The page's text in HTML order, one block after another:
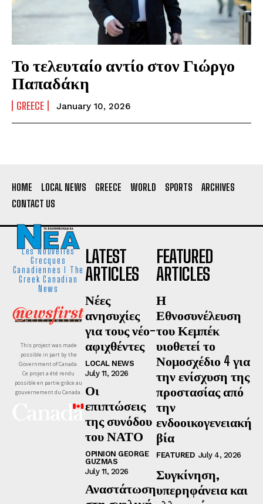
Το τελευταίο αντίο στον Γιώργο
Παπαδάκη
GREECE January 10, 2026
HOME LOCAL NEWS GREECE WORLD SPORTS
ARCHIVES
CONTACT US
Les Nouvelles
Grecques
Canadiennes I The
Greek Canadian
News
This project was made
possible in part by the
Government of Canada.
Ce projet a été rendu
possible en partie grâce au
gouvernement du Canada.
LATEST
ARTICLES
Νέες
ανησυχίες
για τους νέο-
αφιχθέντες
LOCAL NEWS
July 11, 2026
Οι
επιπτώσεις
της συνόδου
του ΝΑΤΟ
OPINION GEORGE
GUZMAS
July 11, 2026
Αναστάτωση
FEATURED
ARTICLES
Η
Εθνοσυνέλευση
του Κεμπέκ
υιοθετεί το
Νομοσχέδιο 4 για
την ενίσχυση της
προστασίας από
την
ενδοοικογενειακή
βία
FEATURED July 4, 2026
Συγκίνηση,
υπερηφάνεια και